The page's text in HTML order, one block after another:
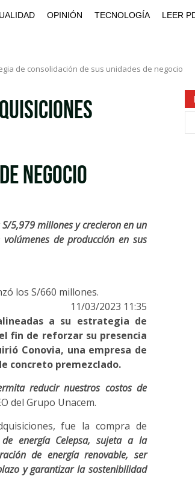
OPINIÓN TECNOLOGÍA LEER
de consolidación de sus unidades de negocio
negocio
5,979 millones y crecieron en un
de producción en sus
los S/660 millones.
11/03/2023 11:35
a su estrategia de
fin de reforzar su presencia
Conovia, una empresa de
concreto premezclado.
reducir nuestros costos de
del Grupo Unacem.
fue la compra de
energía Celepsa, sujeta a la
de energía renovable, ser
y garantizar la sostenibilidad